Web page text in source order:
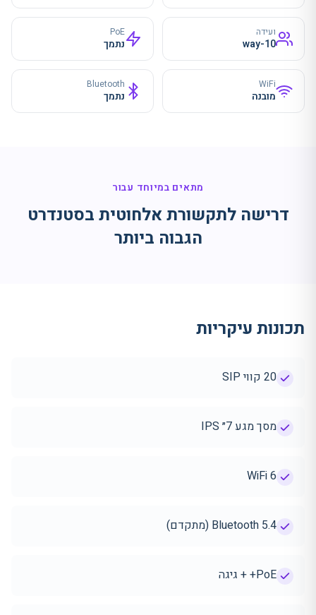
ועידה
10-way
PoE
נתמך
WiFi
מובנה
Bluetooth
נתמך
מתאים במיוחד עבור
דרישה לתקשורת אלחוטית בסטנדרט
הגבוה ביותר
תכונות עיקריות
20 קווי SIP
מסך מגע 7״ IPS
WiFi 6
Bluetooth 5.4 (מתקדם)
PoE+ + גיגה